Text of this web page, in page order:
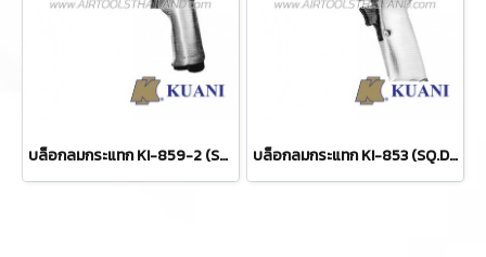
บล็อกลมกระแทก KI-859-2 (SQ.DR.1/2) บล็อกลมกระแทก KI-853 (SQ.DR.1/2)